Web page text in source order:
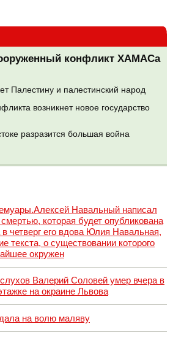
конфликт ХАМАСа
Палестину и палестинский народ
возникнет новое государство
разразится большая война
Навальный написал
которая будет опубликована
четверг его вдова Юлия Навальная,
текста, о существовании которого
окружен
Валерий Соловей умер вчера в
на окраине Львова
на волю маляву